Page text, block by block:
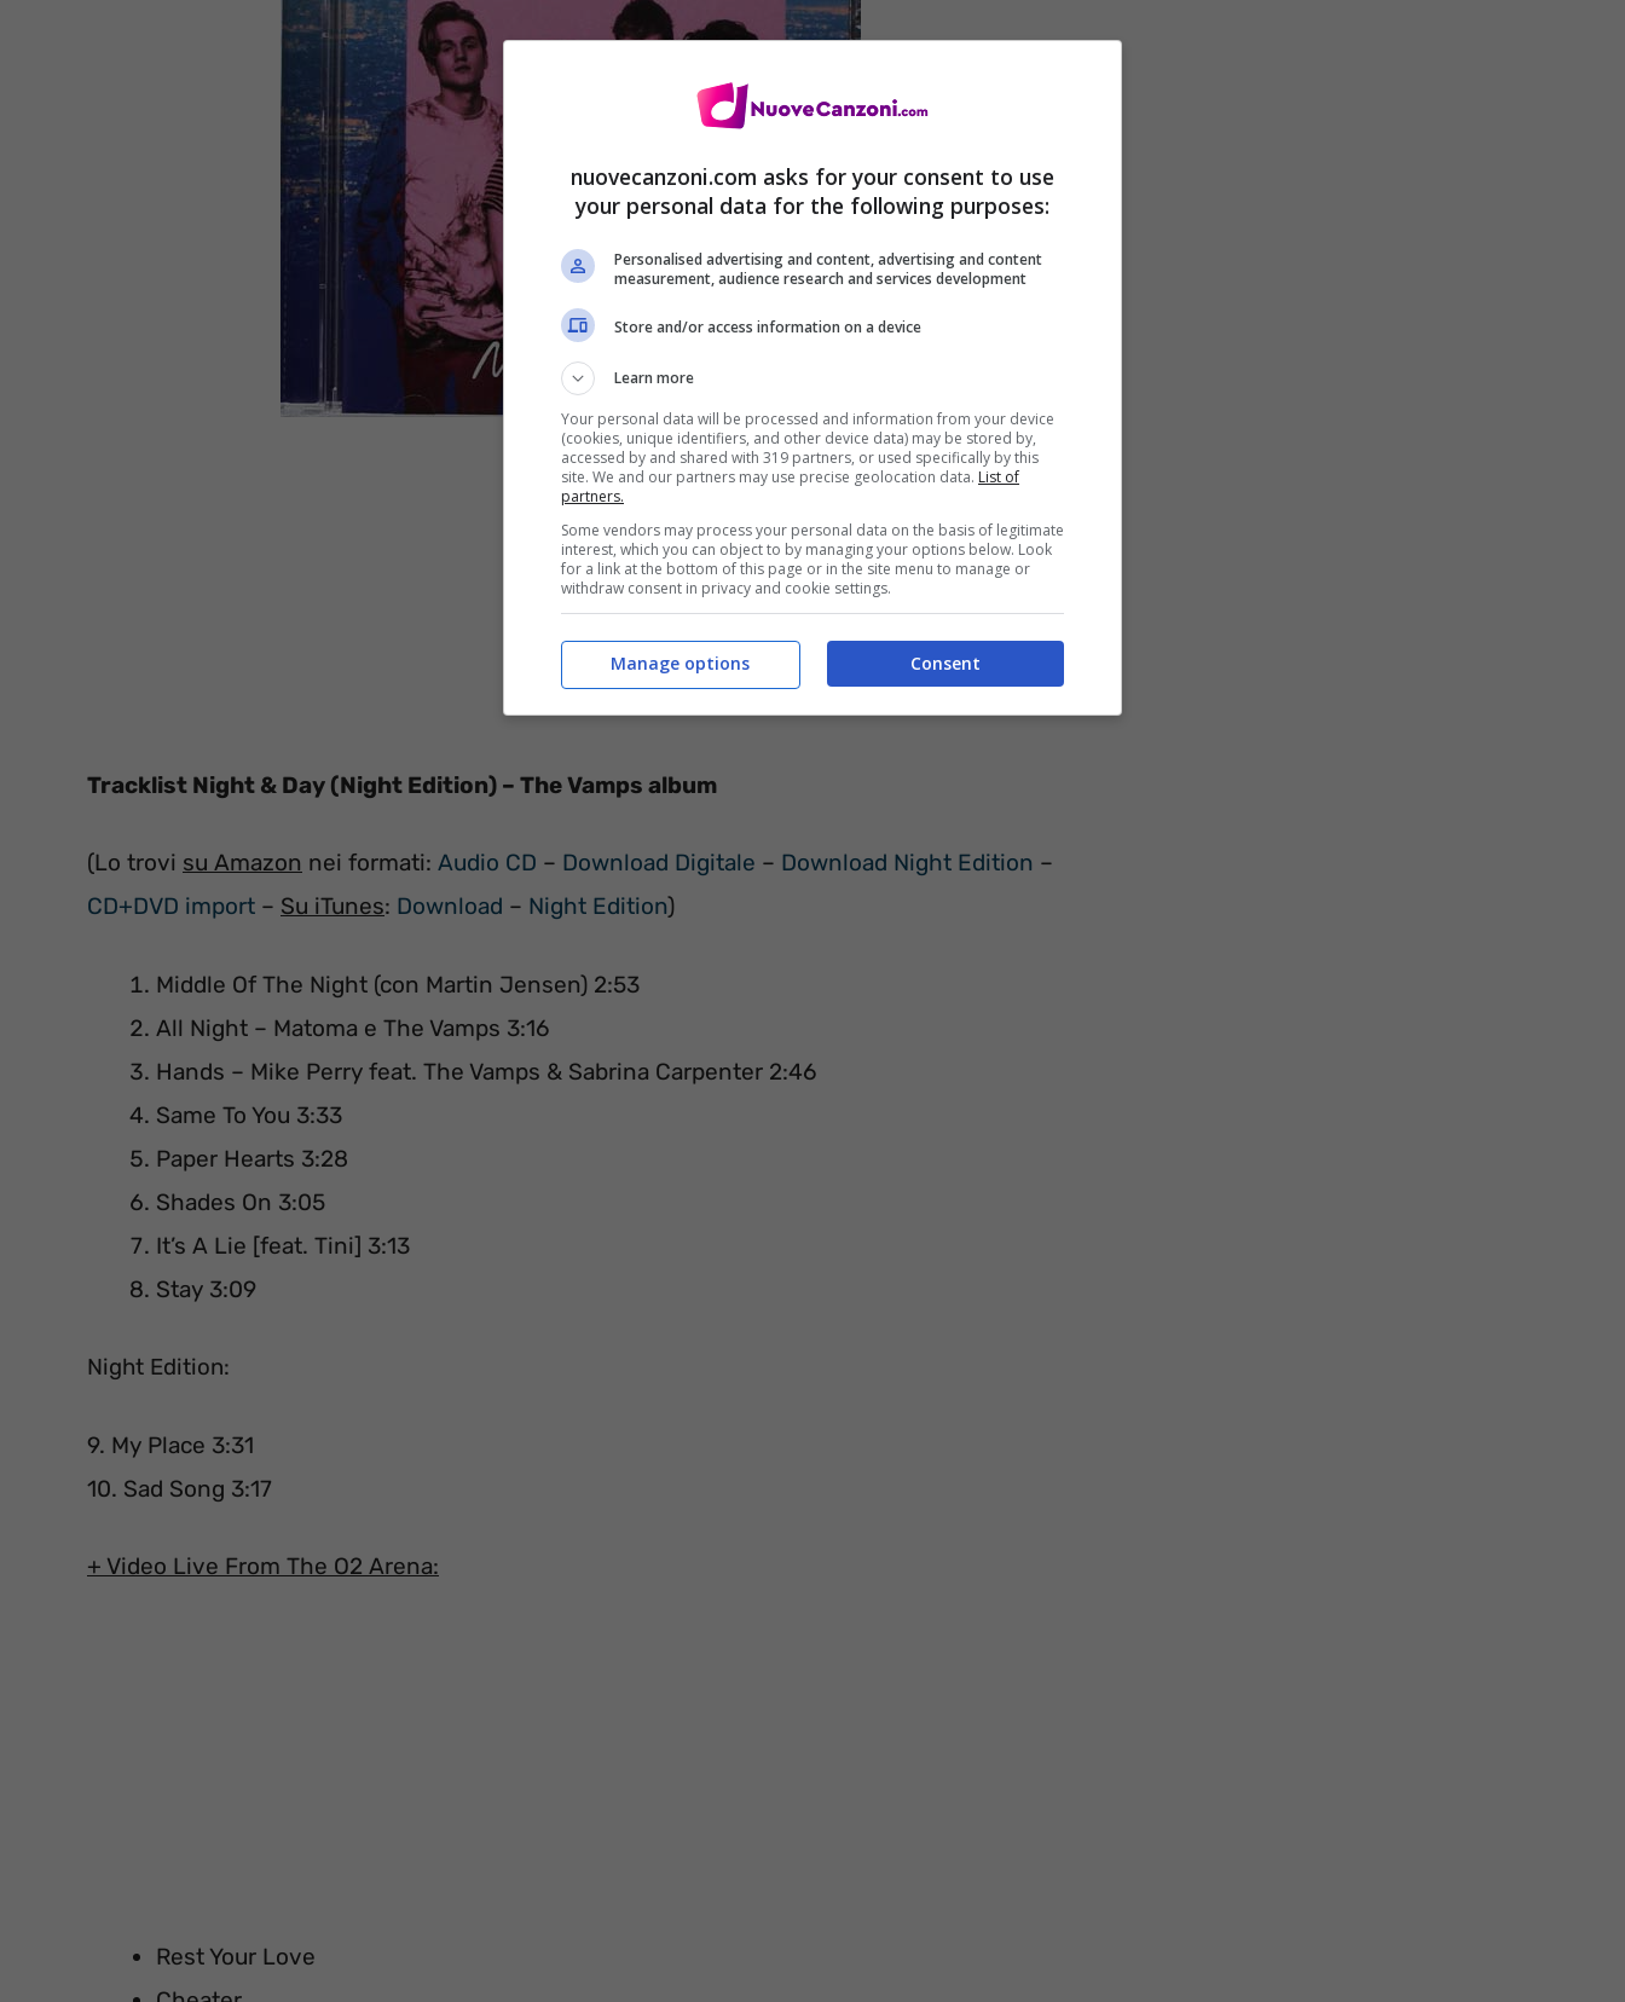
Tracklist Night & Day (Night Edition) – The Vamps album
(Lo trovi su Amazon nei formati: Audio CD – Download Digitale – Download Night Edition –
CD+DVD import – Su iTunes: Download – Night Edition)
Middle Of The Night (con Martin Jensen) 2:53
All Night – Matoma e The Vamps 3:16
Hands – Mike Perry feat. The Vamps & Sabrina Carpenter 2:46
Same To You 3:33
Paper Hearts 3:28
Shades On 3:05
It’s A Lie [feat. Tini] 3:13
Stay 3:09
Night Edition:
9. My Place 3:31
10. Sad Song 3:17
+ Video Live From The O2 Arena:
Rest Your Love
nuovecanzoni.com asks for your consent to use
your personal data for the following purposes:
Personalised advertising and content, advertising and content
measurement, audience research and services development
Store and/or access information on a device
Learn more
Your personal data will be processed and information from your device
(cookies, unique identifiers, and other device data) may be stored by,
accessed by and shared with 319 partners, or used specifically by this
site. We and our partners may use precise geolocation data. List of
partners.
Some vendors may process your personal data on the basis of legitimate
interest, which you can object to by managing your options below. Look
for a link at the bottom of this page or in the site menu to manage or
withdraw consent in privacy and cookie settings.
Consent
Manage options